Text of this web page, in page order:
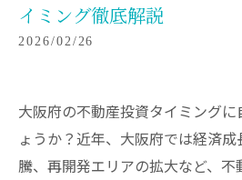
イミング徹底解説
2026/02/26
大阪府の不動産投資タイミング
ょうか？近年、大阪府では経済
騰、再開発エリアの拡大など、不